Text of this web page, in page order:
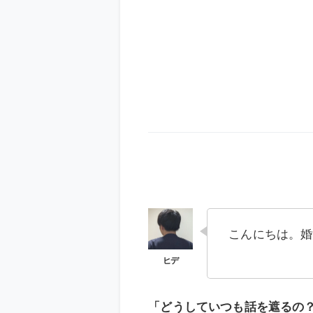
こんにちは。
「どうしていつも話を遮るの